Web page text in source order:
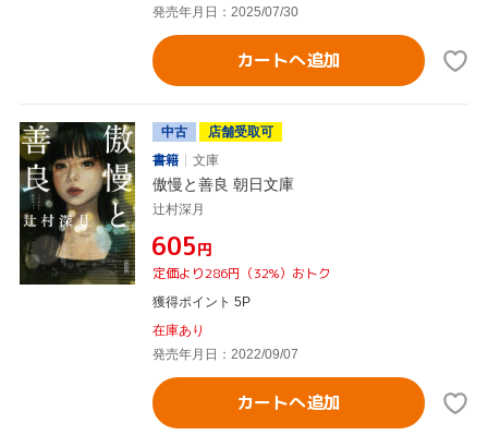
発売年月日：2025/07/30
カートへ追加
中古
店舗受取可
書籍
文庫
傲慢と善良 朝日文庫
辻村深月
¥605円
定価より286円（32%）おトク
獲得ポイント 5P
在庫あり
発売年月日：2022/09/07
カートへ追加